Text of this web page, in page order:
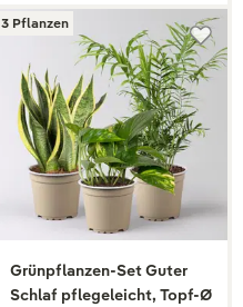
3 Pflanzen
Grünpflanzen-Set Guter
Schlaf pflegeleicht, Topf-Ø